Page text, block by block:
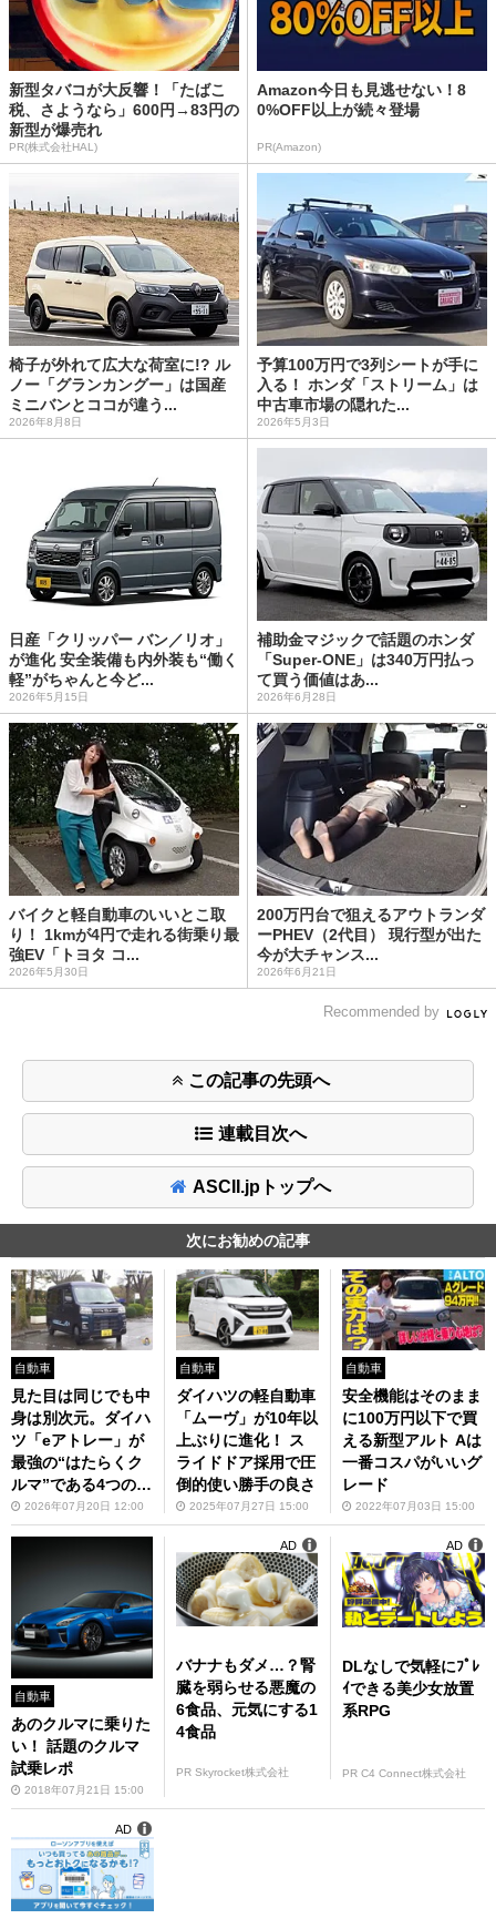
新型タバコが大反響！「たばこ
税、さようなら」600円→83円の
新型が爆売れ
PR(株式会社HAL)
Amazon今日も見逃せない！8
0%OFF以上が続々登場
PR(Amazon)
椅子が外れて広大な荷室に!? ル
ノー「グランカングー」は国産
ミニバンとココが違う...
2026年8月8日
予算100万円で3列シートが手に
入る！ ホンダ「ストリーム」は
中古車市場の隠れた...
2026年5月3日
日産「クリッパー バン／リオ」
が進化 安全装備も内外装も“働く
軽”がちゃんと今ど...
2026年5月15日
補助金マジックで話題のホンダ
「Super-ONE」は340万円払っ
て買う価値はあ...
2026年6月28日
バイクと軽自動車のいいとこ取
り！ 1kmが4円で走れる街乗り最
強EV「トヨタ コ...
2026年5月30日
200万円台で狙えるアウトランダ
ーPHEV（2代目） 現行型が出た
今が大チャンス...
2026年6月21日
Recommended by
この記事の先頭へ
連載目次へ
ASCII.jpトップへ
次にお勧めの記事
自動車
見た目は同じでも中
身は別次元。ダイハ
ツ「eアトレー」が
最強の“はたらくク
ルマ”である4つの理
由2026年07月20日 12:00
自動車
ダイハツの軽自動車
「ムーヴ」が10年以
上ぶりに進化！ ス
ライドドア採用で圧
倒的使い勝手の良さ
2025年07月27日 15:00
自動車
安全機能はそのまま
に100万円以下で買
える新型アルト Aは
一番コスパがいいグ
レード
2022年07月03日 15:00
自動車
あのクルマに乗りた
い！ 話題のクルマ
試乗レポ
2018年07月21日 15:00
バナナもダメ…？腎
臓を弱らせる悪魔の
6食品、元気にする1
4食品
PR Skyrocket株式会社
AD
DLなしで気軽にﾌﾟﾚ
ｲできる美少女放置
系RPG
PR C4 Connect株式会社
AD
AD